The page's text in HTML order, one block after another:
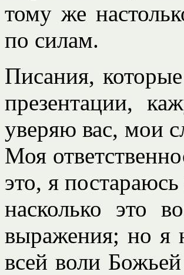
тому же
по силам.
Писания,
презентации,
уверяю вас, мои
Моя
это, я
насколько это
выражения; но я
всей воли